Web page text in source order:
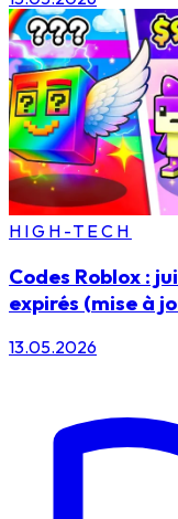
HIGH-TECH
Codes Roblox :
expirés (mise à
13.05.2026